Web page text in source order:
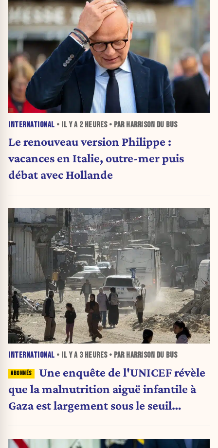
INTERNATIONAL • IL Y A 2 HEURES• PAR HARRISON DU BUS
Le renouveau version Philippe :
vacances en Italie, outre-mer puis
débat avec Hollande
INTERNATIONAL • IL Y A 3 HEURES• PAR HARRISON DU BUS
Une enquête de l'UNICEF révèle
que la malnutrition aiguë infantile à
Gaza est largement sous le seuil